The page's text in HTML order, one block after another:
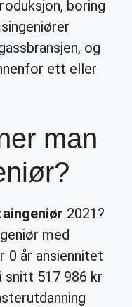
boring
og
ett eller
man
2021?
med
0 år ansiennitet
i snitt 517 986 kr